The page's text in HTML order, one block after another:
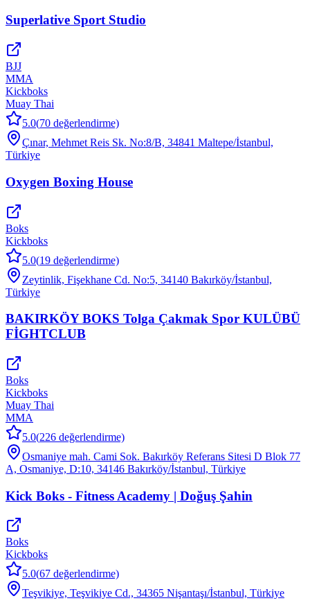
Superlative Sport Studio
BJJ
MMA
Kickboks
Muay Thai
5.0(70 değerlendirme)
Çınar, Mehmet Reis Sk. No:8/B, 34841 Maltepe/İstanbul,
Türkiye
Oxygen Boxing House
Boks
Kickboks
5.0(19 değerlendirme)
Zeytinlik, Fişekhane Cd. No:5, 34140 Bakırköy/İstanbul,
Türkiye
BAKIRKÖY BOKS Tolga Çakmak Spor KULÜBÜ
FİGHTCLUB
Boks
Kickboks
Muay Thai
MMA
5.0(226 değerlendirme)
Osmaniye mah. Cami Sok. Bakırköy Referans Sitesi D Blok 77
A, Osmaniye, D:10, 34146 Bakırköy/İstanbul, Türkiye
Kick Boks - Fitness Academy | Doğuş Şahin
Boks
Kickboks
5.0(67 değerlendirme)
Teşvikiye, Teşvikiye Cd., 34365 Nişantaşı/İstanbul, Türkiye